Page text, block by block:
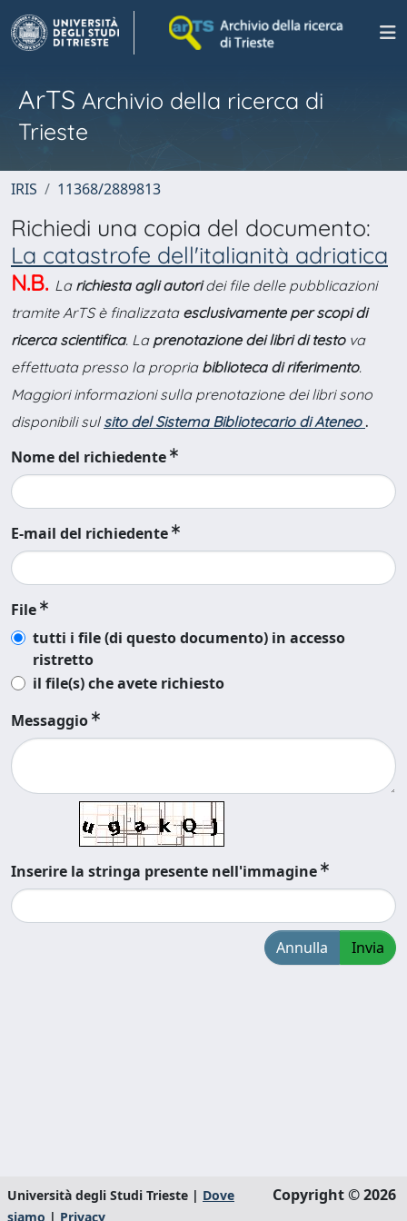
ArTS Archivio della ricerca di
Trieste
IRIS 11368/2889813
Richiedi una copia del documento:
La catastrofe dell'italianità adriatica
N.B. La richiesta agli autoridei file delle pubblicazioni
tramite ArTS è finalizzata esclusivamente per scopi di
ricerca scientifica. La prenotazione dei libri di testova
effettuata presso la propria biblioteca di riferimento.
Maggiori informazioni sulla prenotazione dei libri sono
disponibili sul sito del Sistema Bibliotecario di Ateneo .
Nome del richiedente
E-mail del richiedente
File
tutti i file (di questo documento) in accesso
ristretto
il file(s) che avete richiesto
Messaggio
Inserire la stringa presente nell'immagine
Annulla Invia
Università degli Studi Trieste | Dove
siamo | Privacy
Copyright © 2026